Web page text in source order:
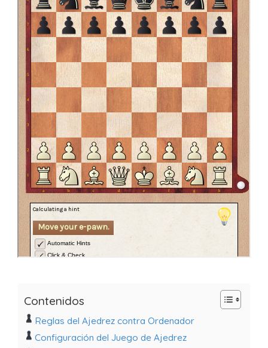
Contenidos
Reglas del Ajedrez contra Ordenador
Configuración del Juego de Ajedrez